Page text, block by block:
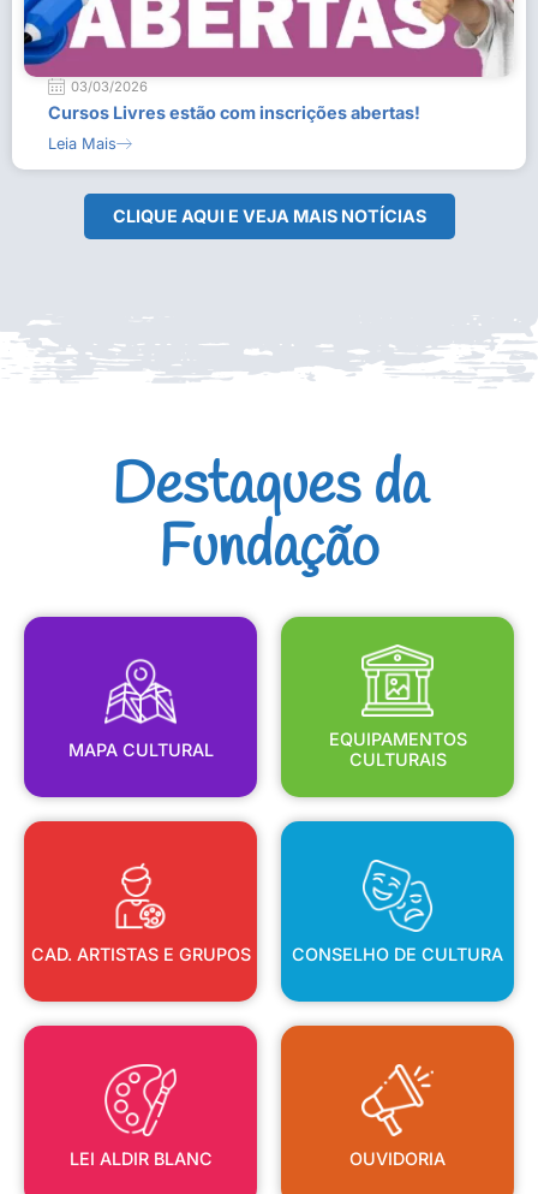
03/03/2026
Cursos Livres estão com inscrições abertas!
Leia Mais
CLIQUE AQUI E VEJA MAIS NOTÍCIAS
Destaques da
Fundação
MAPA CULTURAL
MAPA CULTURAL
EQUIPAMENTOS
CULTURAIS
EQUIPAMENTOS
CULTURAIS
CAD. ARTISTAS E GRUPOS
CAD. ARTISTAS E GRUPOS
CONSELHO DE CULTURA
CONSELHO DE CULTURA
LEI ALDIR BLANC
LEI ALDIR BLANC
OUVIDORIA
OUVIDORIA